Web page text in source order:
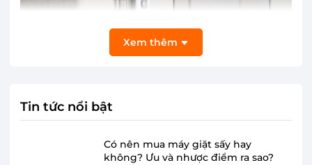
Xem thêm
Tin tức nổi bật
Có nên mua máy giặt sấy hay
không? Ưu và nhược điểm ra sao?